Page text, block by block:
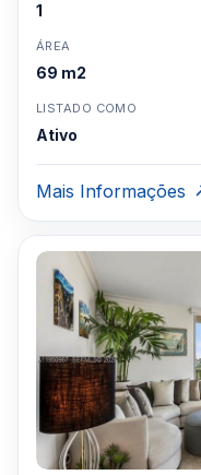
1
ÁREA
69 m2
LISTADO COMO
Ativo
Mais Informações